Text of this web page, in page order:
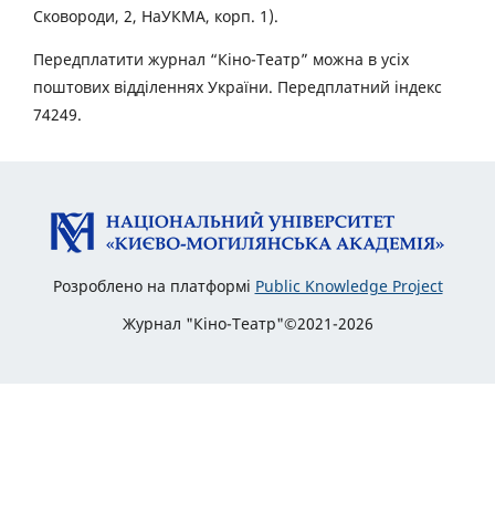
Сковороди, 2, НаУКМА, корп. 1).
Передплатити журнал “Кіно-Театр” можна в усіх
поштових відділеннях України. Передплатний індекс
74249.
Розроблено на платформі Public Knowledge Project
Журнал "Кіно-Театр"©2021-2026